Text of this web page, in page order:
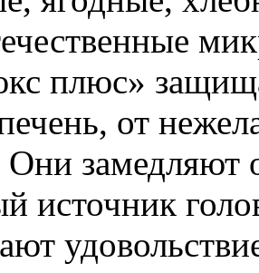
плюс»
от
Они замедляют
источник